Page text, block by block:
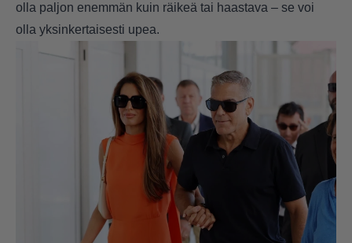
olla paljon enemmän kuin räikeä tai haastava – se voi
olla yksinkertaisesti upea.